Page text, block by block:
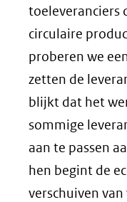
toeleveranciers
circulaire
proberen we
zetten de
blijkt dat het
sommige
aan te passen
hen begint de
verschuiven